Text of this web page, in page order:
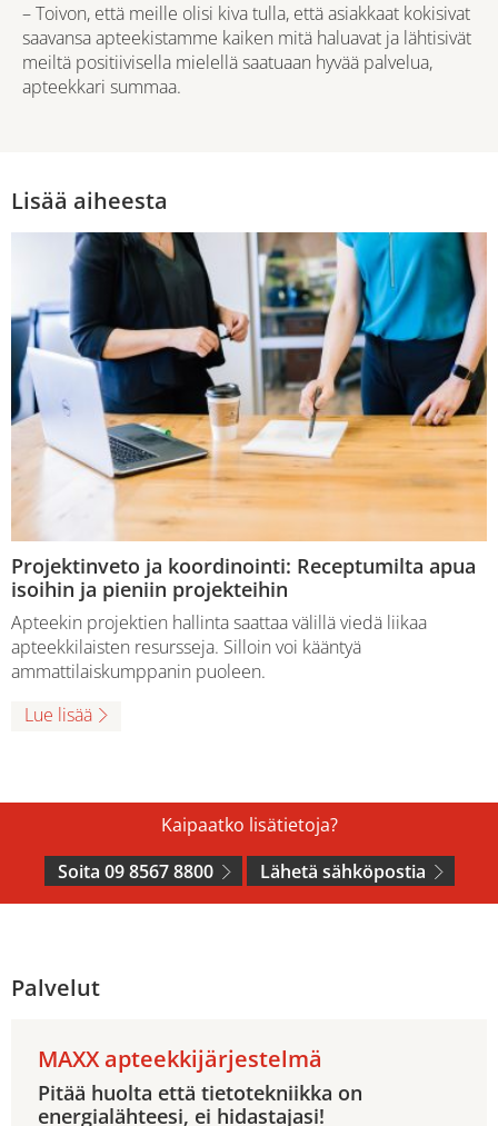
– Toivon, että meille olisi kiva tulla, että asiakkaat kokisivat
saavansa apteekistamme kaiken mitä haluavat ja lähtisivät
meiltä positiivisella mielellä saatuaan hyvää palvelua,
apteekkari summaa.
Lisää aiheesta
Projektinveto ja koordinointi: Receptumilta apua
isoihin ja pieniin projekteihin
Apteekin projektien hallinta saattaa välillä viedä liikaa
apteekkilaisten resursseja. Silloin voi kääntyä
ammattilaiskumppanin puoleen.
Lue lisää
Kaipaatko lisätietoja?
Soita 09 8567 8800
Lähetä sähköpostia
Palvelut
MAXX apteekkijärjestelmä
Pitää huolta että tietotekniikka on
energialähteesi, ei hidastajasi!